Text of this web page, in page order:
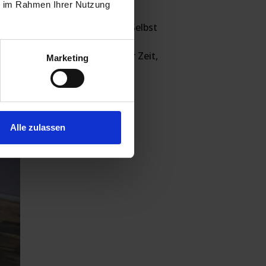
Rahmen Ihrer Nutzung
Marketing
Alle zulassen
und
überflutet werden. Selbst
müssen nicht nur
der Betrachter weniger Zeit,
können. Die – in der